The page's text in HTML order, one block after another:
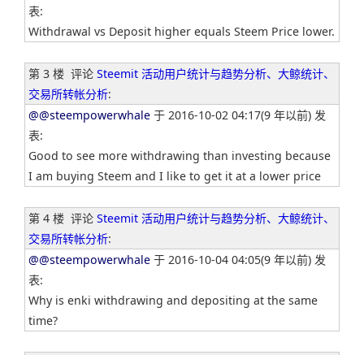
表:
Withdrawal vs Deposit higher equals Steem Price lower.
第 3 楼 评论 Steemit 活动用户统计与趋势分析、大鲸统计、
交易所转帐分析:
@@steempowerwhale 于 2016-10-02 04:17(9 年以前) 发
表:
Good to see more withdrawing than investing because
I am buying Steem and I like to get it at a lower price
第 4 楼 评论 Steemit 活动用户统计与趋势分析、大鲸统计、
交易所转帐分析:
@@steempowerwhale 于 2016-10-04 04:05(9 年以前) 发
表:
Why is enki withdrawing and depositing at the same
time?